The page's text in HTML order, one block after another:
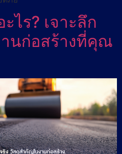
ไร? เจาะลึก
นก่อสร้างที่คุณ